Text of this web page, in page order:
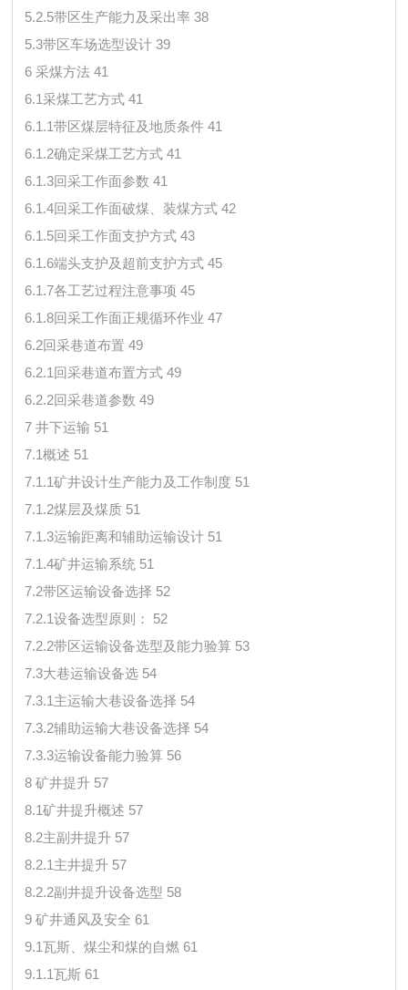
5.2.5带区生产能力及采出率 38
5.3带区车场选型设计 39
6 采煤方法 41
6.1采煤工艺方式 41
6.1.1带区煤层特征及地质条件 41
6.1.2确定采煤工艺方式 41
6.1.3回采工作面参数 41
6.1.4回采工作面破煤、装煤方式 42
6.1.5回采工作面支护方式 43
6.1.6端头支护及超前支护方式 45
6.1.7各工艺过程注意事项 45
6.1.8回采工作面正规循环作业 47
6.2回采巷道布置 49
6.2.1回采巷道布置方式 49
6.2.2回采巷道参数 49
7 井下运输 51
7.1概述 51
7.1.1矿井设计生产能力及工作制度 51
7.1.2煤层及煤质 51
7.1.3运输距离和辅助运输设计 51
7.1.4矿井运输系统 51
7.2带区运输设备选择 52
7.2.1设备选型原则： 52
7.2.2带区运输设备选型及能力验算 53
7.3大巷运输设备选 54
7.3.1主运输大巷设备选择 54
7.3.2辅助运输大巷设备选择 54
7.3.3运输设备能力验算 56
8 矿井提升 57
8.1矿井提升概述 57
8.2主副井提升 57
8.2.1主井提升 57
8.2.2副井提升设备选型 58
9 矿井通风及安全 61
9.1瓦斯、煤尘和煤的自燃 61
9.1.1瓦斯 61